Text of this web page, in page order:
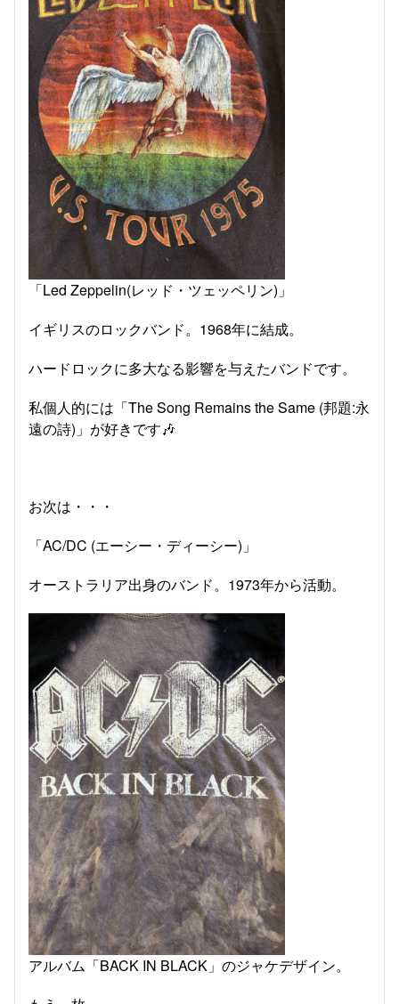
「Led Zeppelin(レッド・ツェッペリン)」
イギリスのロックバンド。1968年に結成。
ハードロックに多大なる影響を与えたバンドです。
私個人的には「The Song Remains the Same (邦題:永
遠の詩)」が好きです🎶
お次は・・・
「AC/DC (エーシー・ディーシー)」
オーストラリア出身のバンド。1973年から活動。
アルバム「BACK IN BLACK」のジャケデザイン。